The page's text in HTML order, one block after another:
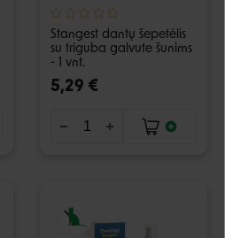
Stangest dantų šepetėlis
su triguba galvute šunims
- 1 vnt.
5,29 €